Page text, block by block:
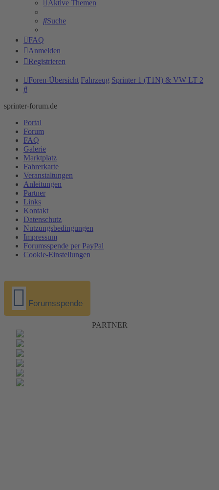
Aktive Themen
Suche
FAQ
Anmelden
Registrieren
Foren-Übersicht Fahrzeug Sprinter 1 (T1N) & VW LT 2
Suche
sprinter-forum.de
Portal
Forum
FAQ
Galerie
Marktplatz
Fahrerkarte
Veranstaltungen
Anleitungen
Partner
Links
Kontakt
Datenschutz
Nutzungsbedingungen
Impressum
Forumsspende per PayPal
Cookie-Einstellungen
Forumsspende
PARTNER